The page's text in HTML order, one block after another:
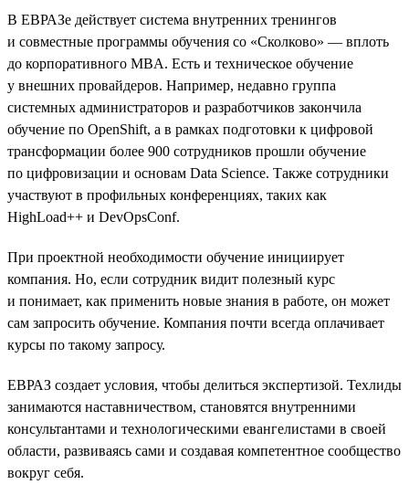
В ЕВРАЗе действует система внутренних тренингов
и совместные программы обучения со «Сколково» — вплоть
до корпоративного MBA. Есть и техническое обучение
у внешних провайдеров. Например, недавно группа
системных администраторов и разработчиков закончила
обучение по OpenShift, а в рамках подготовки к цифровой
трансформации более 900 сотрудников прошли обучение
по цифровизации и основам Data Science. Также сотрудники
участвуют в профильных конференциях, таких как
HighLoad++ и DevOpsConf.
При проектной необходимости обучение инициирует
компания. Но, если сотрудник видит полезный курс
и понимает, как применить новые знания в работе, он может
сам запросить обучение. Компания почти всегда оплачивает
курсы по такому запросу.
ЕВРАЗ создает условия, чтобы делиться экспертизой. Техлиды
занимаются наставничеством, становятся внутренними
консультантами и технологическими евангелистами в своей
области, развиваясь сами и создавая компетентное сообщество
вокруг себя.